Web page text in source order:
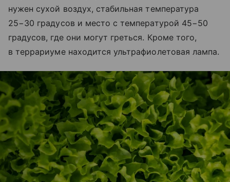
нужен сухой воздух, стабильная температура
25−30 градусов и место с температурой 45−50
градусов, где они могут греться. Кроме того,
в террариуме находится ультрафиолетовая лампа.